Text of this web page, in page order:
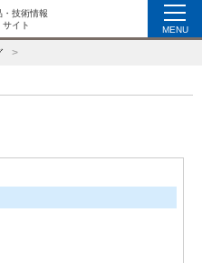
・技術情報
サイト
MENU